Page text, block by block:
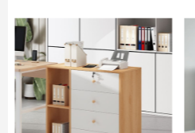
màu vẫn gỗ
Tủ văn phòng gầm bàn
vô cùng ấn